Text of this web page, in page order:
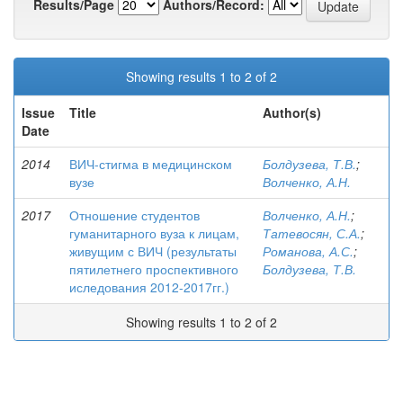
Results/Page
Authors/Record:
Showing results 1 to 2 of 2
Issue
Date
Title Author(s)
2014
ВИЧ-стигма в медицинском
вузе
Болдузева, Т.В.;
Волченко, А.Н.
2017
Отношение студентов
гуманитарного вуза к лицам,
живущим с ВИЧ (результаты
пятилетнего проспективного
иследования 2012-2017гг.)
Волченко, А.Н.;
Татевосян, С.А.;
Романова, А.С.;
Болдузева, Т.В.
Showing results 1 to 2 of 2